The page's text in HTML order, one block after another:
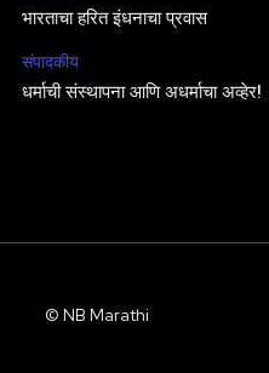
भारताचा हरित इंधनाचा प्रवास
संपादकीय
धर्माची संस्थापना आणि अधर्माचा अव्हेर!
© NB Marathi